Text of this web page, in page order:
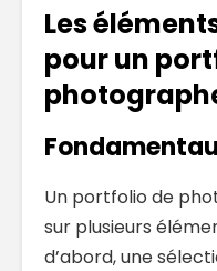
Les
pour un
Un portfolio de
sur plusieurs
d’abord, une